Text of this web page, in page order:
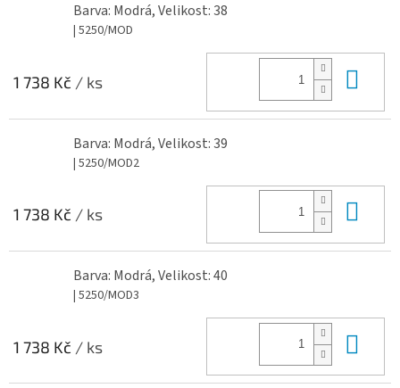
Barva: Modrá, Velikost: 38
| 5250/MOD
1 738 Kč / ks
Barva: Modrá, Velikost: 39
| 5250/MOD2
1 738 Kč / ks
Barva: Modrá, Velikost: 40
| 5250/MOD3
1 738 Kč / ks